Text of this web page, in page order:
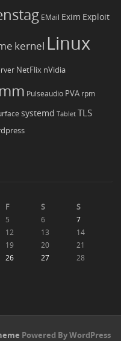
EMail Exim Exploit
kernel Linux
NetFlix nVidia
Pulseaudio PVA rpm
systemd Tablet TLS
F S
S
5 6
7
12 13
14
19 20
21
26 27
28
Powered By WordPress